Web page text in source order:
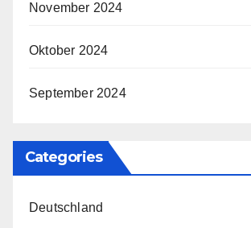
November 2024
Oktober 2024
September 2024
Categories
Deutschland